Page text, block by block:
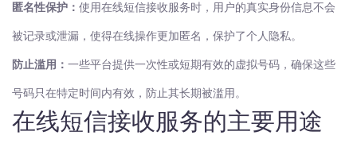
匿名性保护： 使用在线短信接收服务时，用户的真实身份信息不会
被记录或泄漏，使得在线操作更加匿名，保护了个人隐私。
防止滥用： 一些平台提供一次性或短期有效的虚拟号码，确保这些
号码只在特定时间内有效，防止其长期被滥用。
在线短信接收服务的主要用途